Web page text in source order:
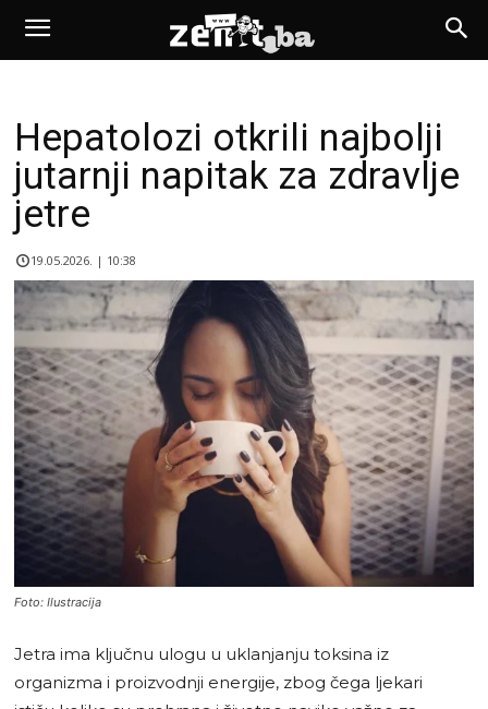
Hepatolozi otkrili najbolji
jutarnji napitak za zdravlje
jetre
19.05.2026. | 10:38
Foto: Ilustracija
Jetra ima ključnu ulogu u uklanjanju toksina iz
organizma i proizvodnji energije, zbog čega ljekari